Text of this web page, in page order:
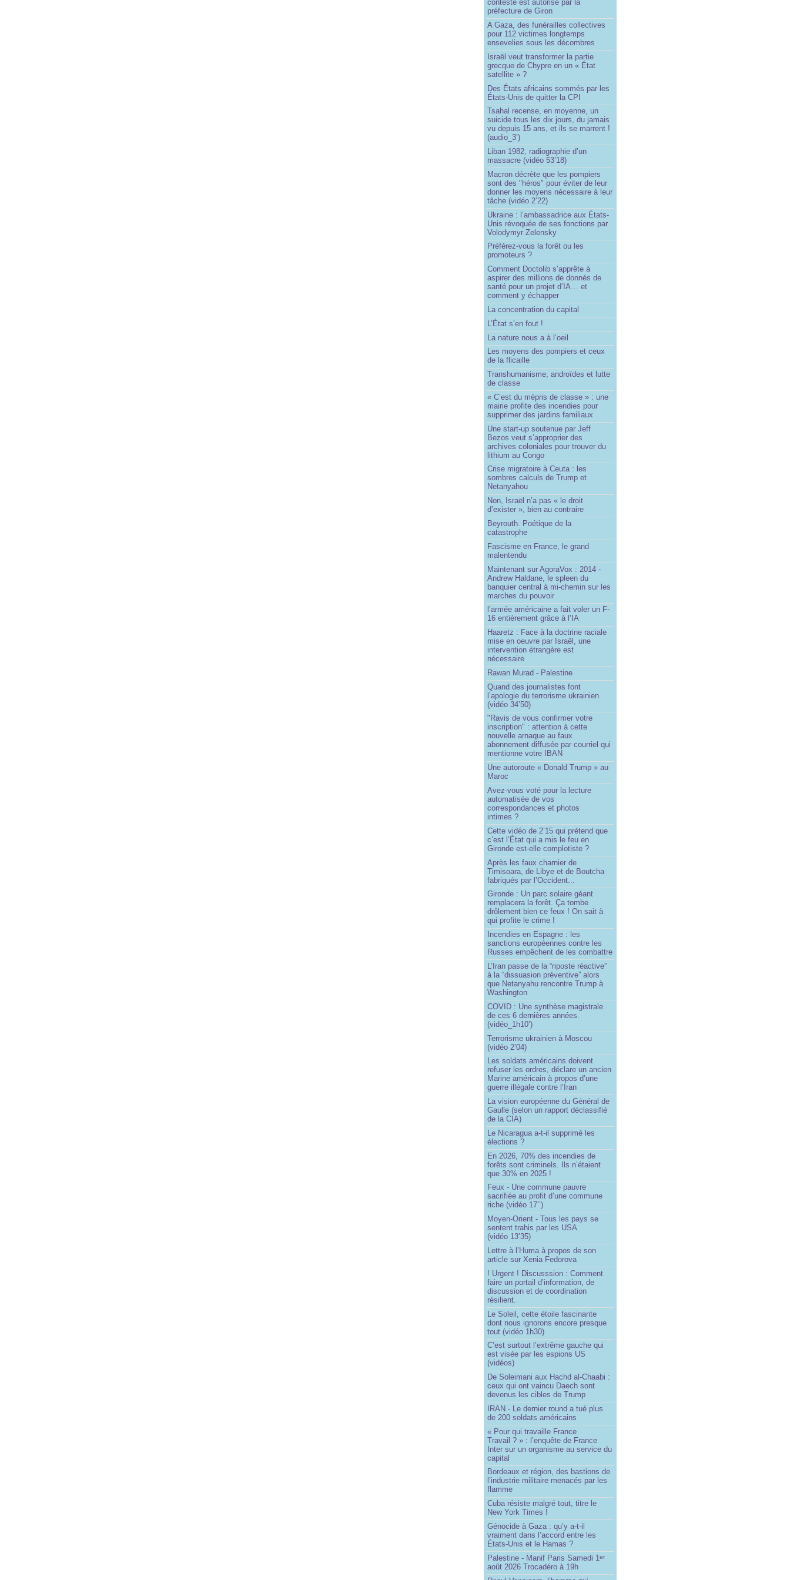
contesté est autorisé par la
préfecture de Giron
A Gaza, des funérailles collectives
pour 112 victimes longtemps
ensevelies sous les décombres
Israël veut transformer la partie
grecque de Chypre en un « État
satellite » ?
Des États africains sommés par les
États-Unis de quitter la CPI
Tsahal recense, en moyenne, un
suicide tous les dix jours, du jamais
vu depuis 15 ans, et ils se marrent !
(audio_3’)
Liban 1982, radiographie d’un
massacre (vidéo 53’18)
Macron décrète que les pompiers
sont des "héros" pour éviter de leur
donner les moyens nécessaire à leur
tâche (vidéo 2’22)
Ukraine : l’ambassadrice aux États-
Unis révoquée de ses fonctions par
Volodymyr Zelensky
Préférez-vous la forêt ou les
promoteurs ?
Comment Doctolib s’apprête à
aspirer des millions de donnés de
santé pour un projet d’IA… et
comment y échapper
La concentration du capital
L’État s’en fout !
La nature nous a à l’oeil
Les moyens des pompiers et ceux
de la flicaille
Transhumanisme, androïdes et lutte
de classe
« C’est du mépris de classe » : une
mairie profite des incendies pour
supprimer des jardins familiaux
Une start-up soutenue par Jeff
Bezos veut s’approprier des
archives coloniales pour trouver du
lithium au Congo
Crise migratoire à Ceuta : les
sombres calculs de Trump et
Netanyahou
Non, Israël n’a pas « le droit
d’exister », bien au contraire
Beyrouth. Poétique de la
catastrophe
Fascisme en France, le grand
malentendu
Maintenant sur AgoraVox : 2014 -
Andrew Haldane, le spleen du
banquier central à mi-chemin sur les
marches du pouvoir
l’armée américaine a fait voler un F-
16 entièrement grâce à l’IA
Haaretz : Face à la doctrine raciale
mise en oeuvre par Israël, une
intervention étrangère est
nécessaire
Rawan Murad - Palestine
Quand des journalistes font
l’apologie du terrorisme ukrainien
(vidéo 34’50)
"Ravis de vous confirmer votre
inscription" : attention à cette
nouvelle arnaque au faux
abonnement diffusée par courriel qui
mentionne votre IBAN
Une autoroute « Donald Trump » au
Maroc
Avez-vous voté pour la lecture
automatisée de vos
correspondances et photos
intimes ?
Cette vidéo de 2’15 qui prétend que
c’est l’État qui a mis le feu en
Gironde est-elle complotiste ?
Après les faux charnier de
Timisoara, de Libye et de Boutcha
fabriqués par l’Occident...
Gironde : Un parc solaire géant
remplacera la forêt. Ça tombe
drôlement bien ce feux ! On sait à
qui profite le crime !
Incendies en Espagne : les
sanctions européennes contre les
Russes empêchent de les combattre
L’Iran passe de la “riposte réactive”
à la “dissuasion préventive” alors
que Netanyahu rencontre Trump à
Washington
COVID : Une synthèse magistrale
de ces 6 dernières années.
(vidéo_1h10’)
Terrorisme ukrainien à Moscou
(vidéo 2’04)
Les soldats américains doivent
refuser les ordres, déclare un ancien
Marine américain à propos d’une
guerre illégale contre l’Iran
La vision européenne du Général de
Gaulle (selon un rapport déclassifié
de la CIA)
Le Nicaragua a-t-il supprimé les
élections ?
En 2026, 70% des incendies de
forêts sont criminels. Ils n’étaient
que 30% en 2025 !
Feux - Une commune pauvre
sacrifiée au profit d’une commune
riche (vidéo 17’’)
Moyen-Orient - Tous les pays se
sentent trahis par les USA
(vidéo 13’35)
Lettre à l’Huma à propos de son
article sur Xenia Fedorova
! Urgent ! Discusssion : Comment
faire un portail d’information, de
discussion et de coordination
résilient.
Le Soleil, cette étoile fascinante
dont nous ignorons encore presque
tout (vidéo 1h30)
C’est surtout l’extrême gauche qui
est visée par les espions US
(vidéos)
De Soleimani aux Hachd al‑Chaabi :
ceux qui ont vaincu Daech sont
devenus les cibles de Trump
IRAN - Le dernier round a tué plus
de 200 soldats américains
« Pour qui travaille France
Travail ? » : l’enquête de France
Inter sur un organisme au service du
capital
Bordeaux et région, des bastions de
l’industrie militaire menacés par les
flamme
Cuba résiste malgré tout, titre le
New York Times !
Génocide à Gaza : qu’y a-t-il
vraiment dans l’accord entre les
États-Unis et le Hamas ?
Palestine - Manif Paris Samedi 1er
août 2026 Trocadéro à 19h